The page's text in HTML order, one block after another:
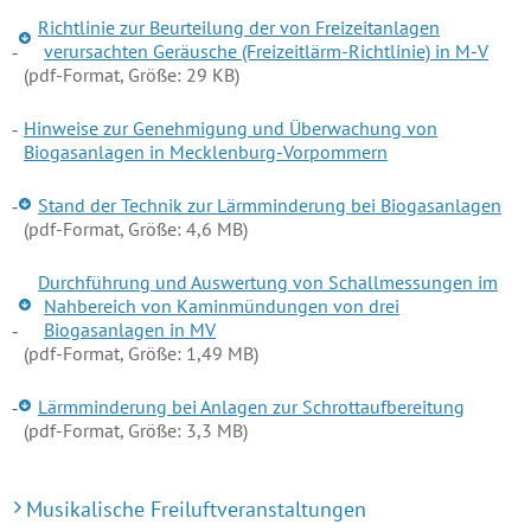
Richtlinie zur Beurteilung der von Freizeitanlagen
verursachten Geräusche (Freizeitlärm-Richtlinie) in M-V
(pdf-Format, Größe: 29 KB)
Hinweise zur Genehmigung und Überwachung von
Biogasanlagen in Mecklenburg-Vorpommern
Stand der Technik zur Lärmminderung bei Biogasanlagen
(pdf-Format, Größe: 4,6 MB)
Durchführung und Auswertung von Schallmessungen im
Nahbereich von Kaminmündungen von drei
Biogasanlagen in MV
(pdf-Format, Größe: 1,49 MB)
Lärmminderung bei Anlagen zur Schrottaufbereitung
(pdf-Format, Größe: 3,3 MB)
Musikalische Freiluftveranstaltungen